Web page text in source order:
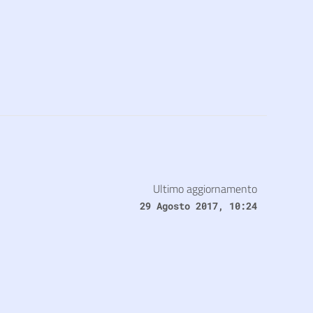
Ultimo aggiornamento
29 Agosto 2017, 10:24